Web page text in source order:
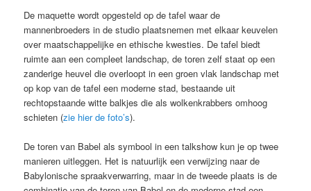
De maquette wordt opgesteld op de tafel waar de
mannenbroeders in de studio plaatsnemen met elkaar keuvelen
over maatschappelijke en ethische kwesties. De tafel biedt
ruimte aan een compleet landschap, de toren zelf staat op een
zanderige heuvel die overloopt in een groen vlak landschap met
op kop van de tafel een moderne stad, bestaande uit
rechtopstaande witte balkjes die als wolkenkrabbers omhoog
schieten (zie hier de foto’s).
De toren van Babel als symbool in een talkshow kun je op twee
manieren uitleggen. Het is natuurlijk een verwijzing naar de
Babylonische spraakverwarring, maar in de tweede plaats is de